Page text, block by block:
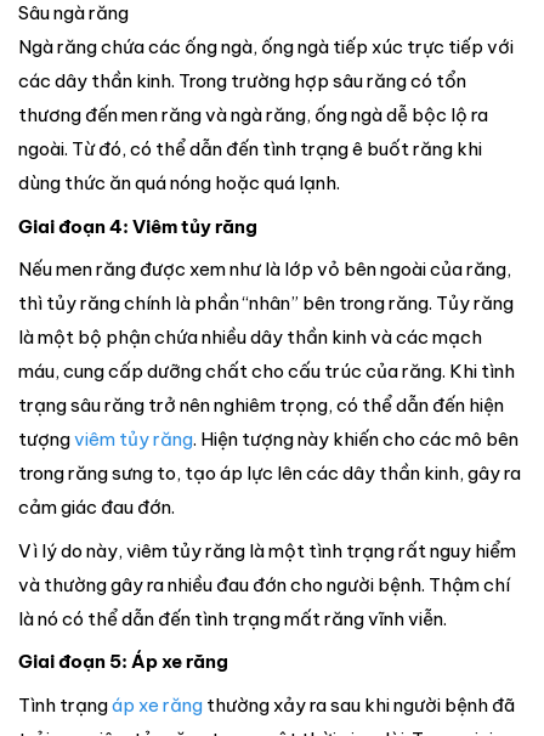
Sâu ngà răng
Ngà răng chứa các ống ngà, ống ngà tiếp xúc trực tiếp với
các dây thần kinh. Trong trường hợp sâu răng có tổn
thương đến men răng và ngà răng, ống ngà dễ bộc lộ ra
ngoài. Từ đó, có thể dẫn đến tình trạng ê buốt răng khi
dùng thức ăn quá nóng hoặc quá lạnh.
Giai đoạn 4: Viêm tủy răng
Nếu men răng được xem như là lớp vỏ bên ngoài của răng,
thì tủy răng chính là phần “nhân” bên trong răng. Tủy răng
là một bộ phận chứa nhiều dây thần kinh và các mạch
máu, cung cấp dưỡng chất cho cấu trúc của răng. Khi tình
trạng sâu răng trở nên nghiêm trọng, có thể dẫn đến hiện
tượngviêm tủy răng. Hiện tượng này khiến cho các mô bên
trong răng sưng to, tạo áp lực lên các dây thần kinh, gây ra
cảm giác đau đớn.
Vì lý do này, viêm tủy răng là một tình trạng rất nguy hiểm
và thường gây ra nhiều đau đớn cho người bệnh. Thậm chí
là nó có thể dẫn đến tình trạng mất răng vĩnh viễn.
Giai đoạn 5: Áp xe răng
Tình trạngáp xe răng thường xảy ra sau khi người bệnh đã